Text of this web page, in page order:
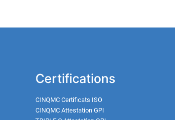
Certifications
CINQMC Certificats ISO
CINQMC Attestation GPI